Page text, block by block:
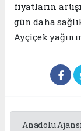
fiyatların
gün daha
Ayçiçek
Anadolu